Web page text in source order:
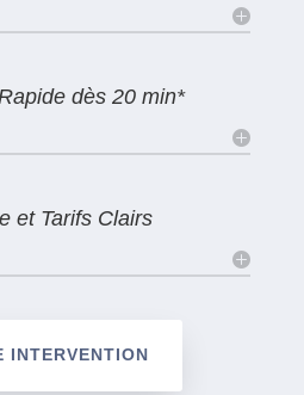
dès 20 min*
et Tarifs Clairs
INTERVENTION